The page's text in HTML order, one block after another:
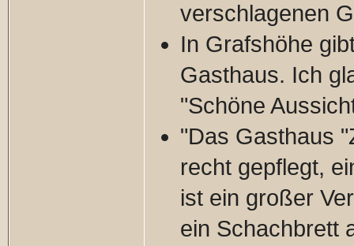
verschlagenen
In Grafshöhe
Gasthaus. Ich
"Schöne
"Das Gasthaus
recht gepflegt,
ist ein großer
ein Schachbrett